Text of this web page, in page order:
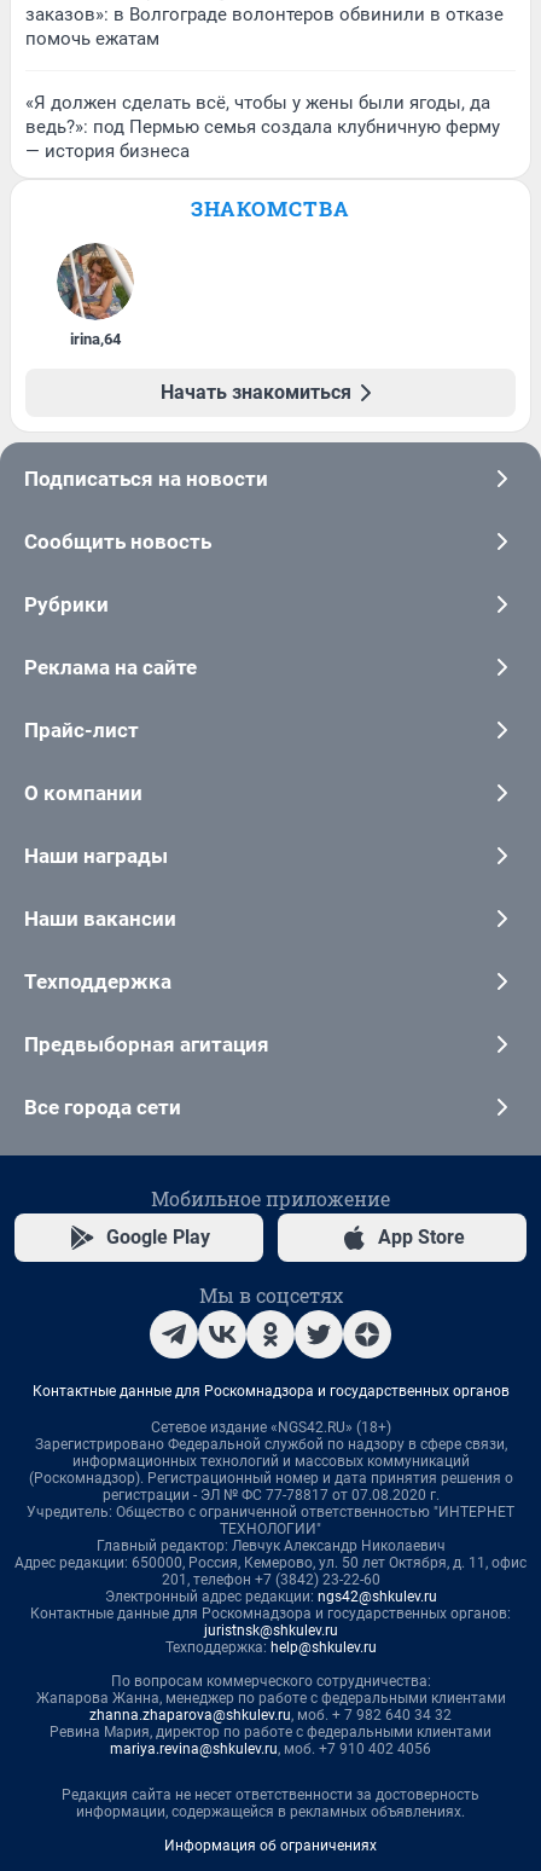
заказов»: в Волгограде волонтеров обвинили в отказе
помочь ежатам
«Я должен сделать всё, чтобы у жены были ягоды, да
ведь?»: под Пермью семья создала клубничную ферму
— история бизнеса
ЗНАКОМСТВА
irina,64
Начать знакомиться
Подписаться на новости
Сообщить новость
Рубрики
Реклама на сайте
Прайс-лист
О компании
Наши награды
Наши вакансии
Техподдержка
Предвыборная агитация
Все города сети
Мобильное приложение
Google Play App Store
Мы в соцсетях
Контактные данные для Роскомнадзора и государственных органов
Сетевое издание «NGS42.RU» (18+)
Зарегистрировано Федеральной службой по надзору в сфере связи,
информационных технологий и массовых коммуникаций
(Роскомнадзор). Регистрационный номер и дата принятия решения о
регистрации - ЭЛ № ФС 77-78817 от 07.08.2020 г.
Учредитель: Общество с ограниченной ответственностью "ИНТЕРНЕТ
ТЕХНОЛОГИИ"
Главный редактор: Левчук Александр Николаевич
Адрес редакции: 650000, Россия, Кемерово, ул. 50 лет Октября, д. 11, офис
201, телефон +7 (3842) 23-22-60
Электронный адрес редакции: ngs42@shkulev.ru
Контактные данные для Роскомнадзора и государственных органов:
juristnsk@shkulev.ru
Техподдержка: help@shkulev.ru
По вопросам коммерческого сотрудничества:
Жапарова Жанна, менеджер по работе с федеральными клиентами
zhanna.zhaparova@shkulev.ru, моб. + 7 982 640 34 32
Ревина Мария, директор по работе с федеральными клиентами
mariya.revina@shkulev.ru, моб. +7 910 402 4056
Редакция сайта не несет ответственности за достоверность
информации, содержащейся в рекламных объявлениях.
Информация об ограничениях